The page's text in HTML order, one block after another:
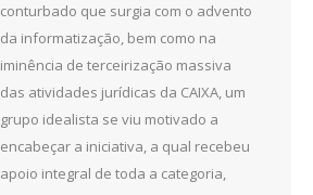
conturbado que surgia com o advento
da informatização, bem como na
iminência de terceirização massiva
das atividades jurídicas da CAIXA, um
grupo idealista se viu motivado a
encabeçar a iniciativa, a qual recebeu
apoio integral de toda a categoria,